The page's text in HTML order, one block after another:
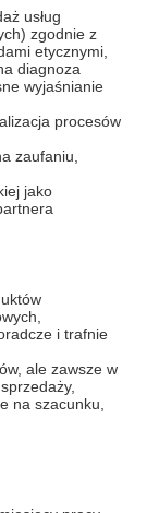
usług
zgodnie z
etycznymi,
diagnoza
wyjaśnianie
procesów
zaufaniu,
jako
i trafnie
ale zawsze w
na szacunku,